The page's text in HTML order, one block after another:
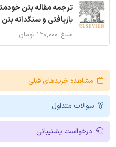
ترجمه مقاله بتن
بازیافتی و سنگدانه بتن
مبلغ: ۱۲۰,۰۰۰ تومان
مشاهده خریدهای قبلی
سوالات متداول
درخواست پشتیبانی